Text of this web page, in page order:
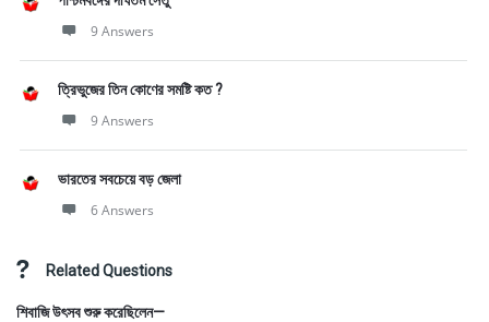
9 Answers
ত্রিভুজের তিন কোণের সমষ্টি কত ?
9 Answers
ভারতের সবচেয়ে বড় জেলা
6 Answers
Related Questions
শিবাজি উৎসব শুরু করেছিলেন—